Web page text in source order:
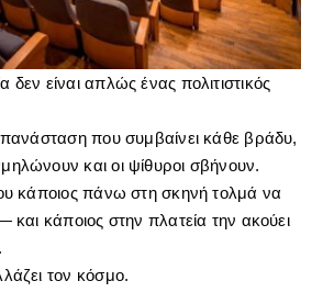
δεν είναι απλώς ένας πολιτιστικός
που συμβαίνει κάθε βράδυ,
και οι ψίθυροι σβήνουν.
κάποιος πάνω στη σκηνή τολμά να
και κάποιος στην πλατεία την ακούει
τον κόσμο.